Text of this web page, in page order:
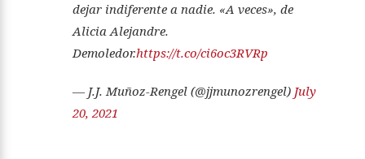
dejar indiferente a nadie. «A veces», de
Alicia Alejandre.
Demoledor.https://t.co/ci6oc3RVRp
— J.J. Muñoz-Rengel (@jjmunozrengel) July
20, 2021